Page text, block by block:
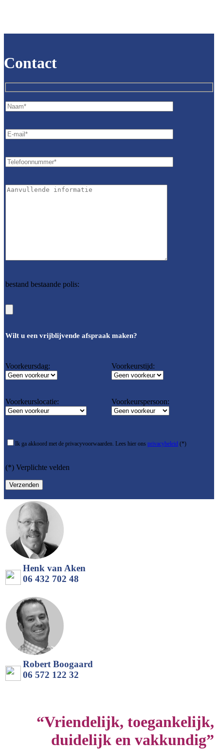
Contact
bestand bestaande polis:
Wilt u een vrijblijvende afspraak maken?
Voorkeursdag: Voorkeurstijd:
Voorkeurslocatie: Voorkeurspersoon:
Ik ga akkoord met de privacyvoorwaarden. Lees hier ons privacybeleid (*)
(*) Verplichte velden
Henk van Aken
06 432 702 48
Robert Boogaard
06 572 122 32
“Vriendelijk, toegankelijk,
duidelijk en vakkundig”